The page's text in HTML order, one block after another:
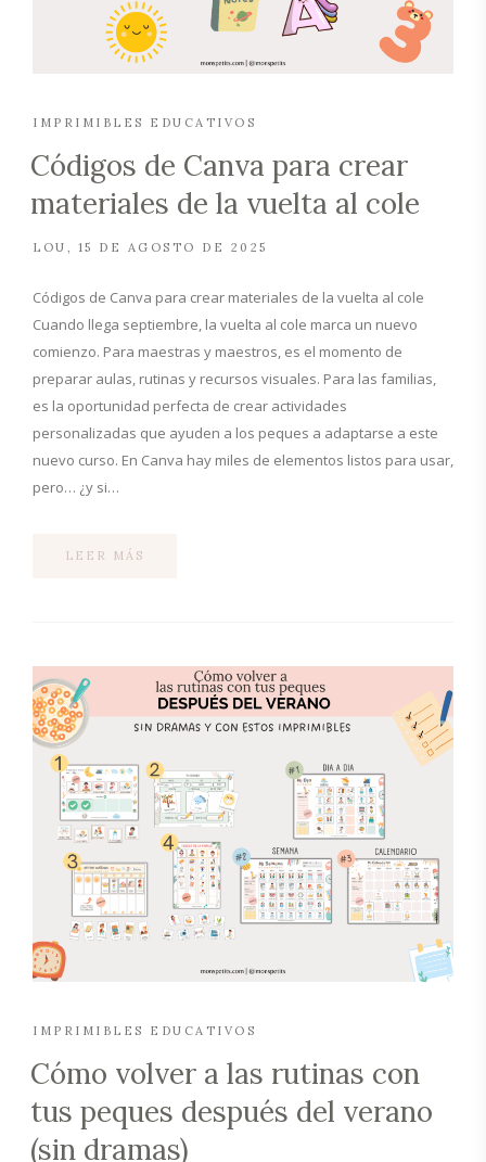
IMPRIMIBLES EDUCATIVOS
Códigos de Canva para crear
materiales de la vuelta al cole
LOU 15 DE AGOSTO DE 2025
Códigos de Canva para crear materiales de la vuelta al cole
Cuando llega septiembre, la vuelta al cole marca un nuevo
comienzo. Para maestras y maestros, es el momento de
preparar aulas, rutinas y recursos visuales. Para las familias,
es la oportunidad perfecta de crear actividades
personalizadas que ayuden a los peques a adaptarse a este
nuevo curso. En Canva hay miles de elementos listos para usar,
pero… ¿y si…
LEER MÁS
IMPRIMIBLES EDUCATIVOS
Cómo volver a las rutinas con
tus peques después del verano
(sin dramas)